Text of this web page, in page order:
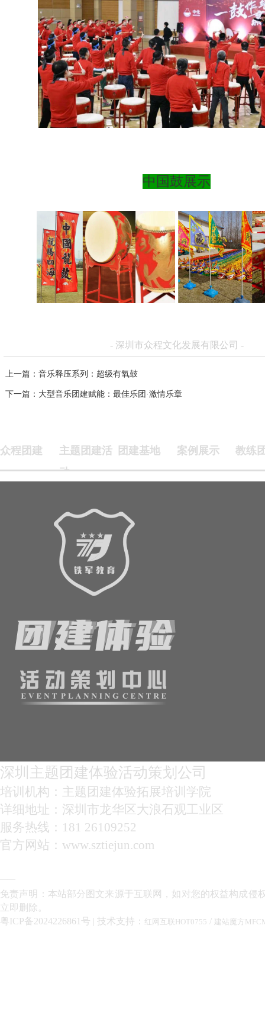
中国鼓展示
- 深圳市众程文化发展有限公司 -
上一篇：音乐释压系列：超级有氧鼓
下一篇：大型音乐团建赋能：最佳乐团·激情乐章
众程团建
主题团建活
动
团建基地 案例展示 教练
深圳主题团建体验活动策划公司
培训机构：主题团建体验拓展培训学院
详细地址：深圳市龙华区大浪石观工业区
服务热线：181 26109252
官方网站：www.sztiejun.com
免责声明：本站部分图文来源于互联网，如对您的权益构成侵
立即删除。
粤ICP备2024226861号 | 技术支持： 红网互联HOT0755 / 建站魔方